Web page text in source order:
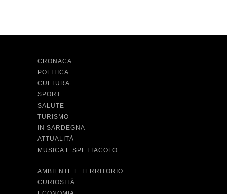
CRONACA
POLITICA
CULTURA
SPORT
SALUTE
TURISMO
IN SARDEGNA
ATTUALITÀ
MUSICA E SPETTACOLO
AMBIENTE E TERRITORIO
CURIOSITÀ